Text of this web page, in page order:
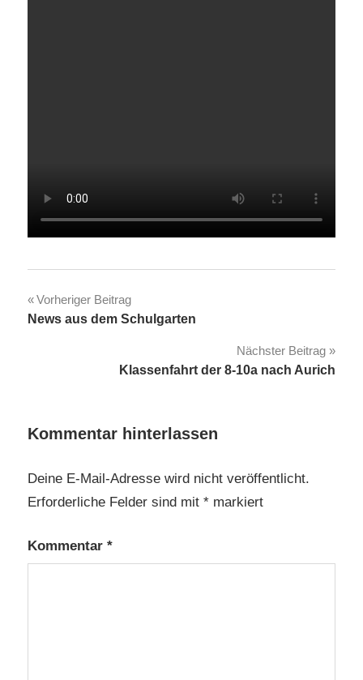
Beitragsnavigation
Vorheriger Beitrag
News aus dem Schulgarten
Nächster Beitrag
Klassenfahrt der 8-10a nach Aurich
Kommentar hinterlassen
Deine E-Mail-Adresse wird nicht veröffentlicht.
Erforderliche Felder sind mit * markiert
Kommentar *